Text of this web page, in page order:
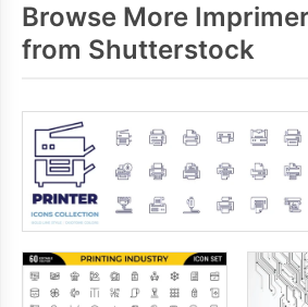
Browse More
from Shutterstock